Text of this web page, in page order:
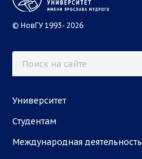
© НовГУ 1993- 2026
Университет
Студентам
Международная деятельность